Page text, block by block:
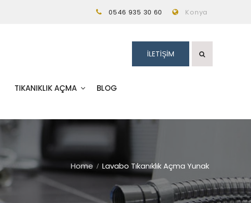
0546 935 30 60 Konya
İLETİŞİM
TIKANIKLIK AÇMA BLOG
Home Lavabo Tıkanıklık Açma Yunak